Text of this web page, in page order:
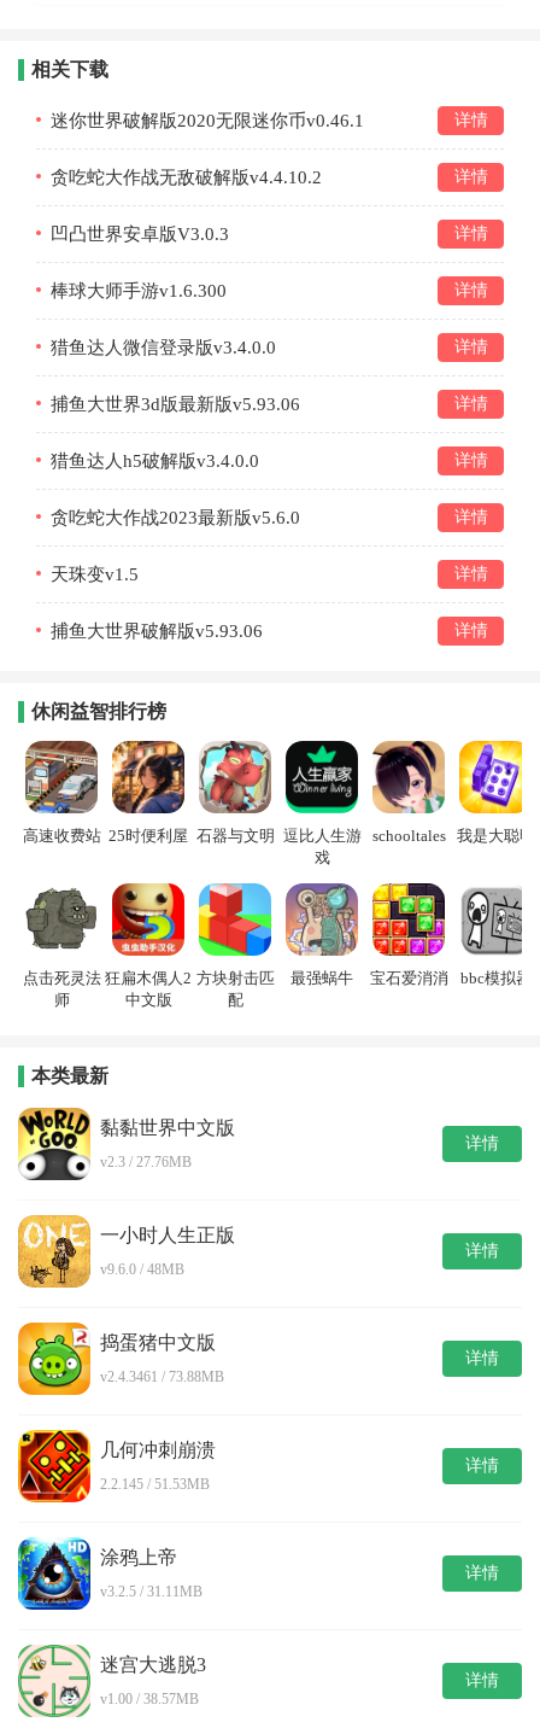
相关下载
迷你世界破解版2020无限迷你币v0.46.1 详情
贪吃蛇大作战无敌破解版v4.4.10.2 详情
凹凸世界安卓版V3.0.3 详情
棒球大师手游v1.6.300 详情
猎鱼达人微信登录版v3.4.0.0 详情
捕鱼大世界3d版最新版v5.93.06 详情
猎鱼达人h5破解版v3.4.0.0 详情
贪吃蛇大作战2023最新版v5.6.0 详情
天珠变v1.5 详情
捕鱼大世界破解版v5.93.06 详情
休闲益智排行榜
高速收费站 25时便利屋 石器与文明 逗比人生游
戏
schooltales 我是大聪明
点击死灵法
师
狂扁木偶人2
中文版
方块射击匹
配
最强蜗牛 宝石爱消消 bbc模拟器
本类最新
黏黏世界中文版
v2.3 / 27.76MB
详情
一小时人生正版
v9.6.0 / 48MB
详情
捣蛋猪中文版
v2.4.3461 / 73.88MB
详情
几何冲刺崩溃
2.2.145 / 51.53MB
详情
涂鸦上帝
v3.2.5 / 31.11MB
详情
迷宫大逃脱3
v1.00 / 38.57MB
详情